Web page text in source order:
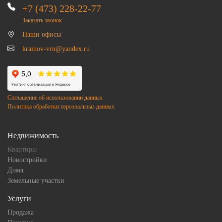
+7 (473) 228-22-77
Заказать звонок
Наши офисы
krainov-vrn@yandex.ru
Соглашение об использовании данных
Политика обработки персональныз данных
Недвижимость
Квартиры
Новостройки
Дома
Земельные участки
Услуги
Продажа